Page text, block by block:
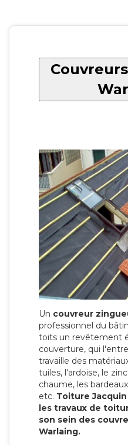
Un couvreur
professionnel du
toits un revêtement
couverture, qui
travaille des
tuiles, l'ardoise, le
chaume, les
etc. Toiture
les travaux de
son sein des
Warlaing.